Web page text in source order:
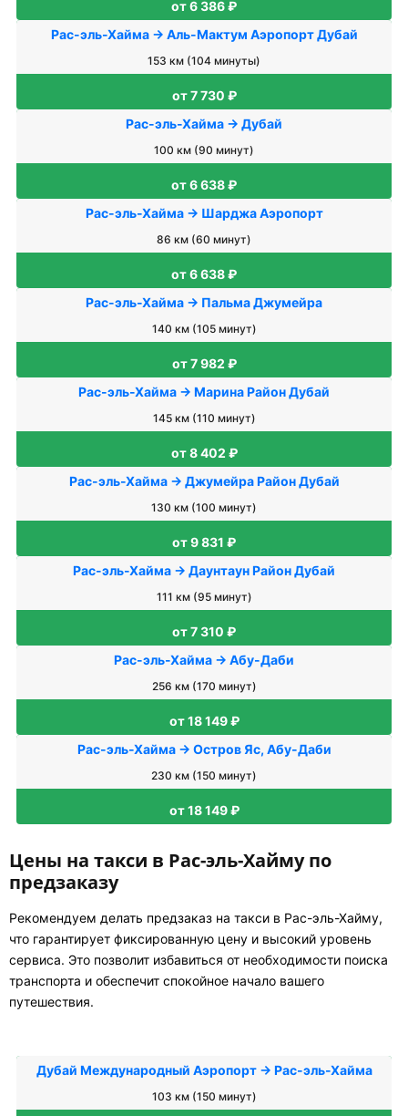
от 6 386 ₽
Рас-эль-Хайма → Аль-Мактум Аэропорт Дубай
153 км (104 минуты)
от 7 730 ₽
Рас-эль-Хайма → Дубай
100 км (90 минут)
от 6 638 ₽
Рас-эль-Хайма → Шарджа Аэропорт
86 км (60 минут)
от 6 638 ₽
Рас-эль-Хайма → Пальма Джумейра
140 км (105 минут)
от 7 982 ₽
Рас-эль-Хайма → Марина Район Дубай
145 км (110 минут)
от 8 402 ₽
Рас-эль-Хайма → Джумейра Район Дубай
130 км (100 минут)
от 9 831 ₽
Рас-эль-Хайма → Даунтаун Район Дубай
111 км (95 минут)
от 7 310 ₽
Рас-эль-Хайма → Абу-Даби
256 км (170 минут)
от 18 149 ₽
Рас-эль-Хайма → Остров Яс, Абу-Даби
230 км (150 минут)
от 18 149 ₽
Цены на такси в Рас-эль-Хайму по
предзаказу
Рекомендуем делать предзаказ на такси в Рас-эль-Хайму,
что гарантирует фиксированную цену и высокий уровень
сервиса. Это позволит избавиться от необходимости поиска
транспорта и обеспечит спокойное начало вашего
путешествия.
Дубай Международный Аэропорт → Рас-эль-Хайма
103 км (150 минут)